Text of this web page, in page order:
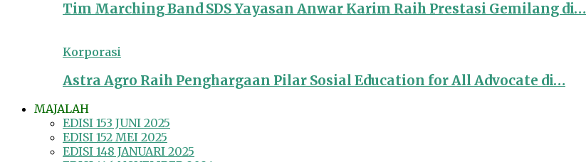
Tim Marching Band SDS Yayasan Anwar Karim Raih Prestasi Gemilang di…
Korporasi
Astra Agro Raih Penghargaan Pilar Sosial Education for All Advocate di…
MAJALAH
EDISI 153 JUNI 2025
EDISI 152 MEI 2025
EDISI 148 JANUARI 2025